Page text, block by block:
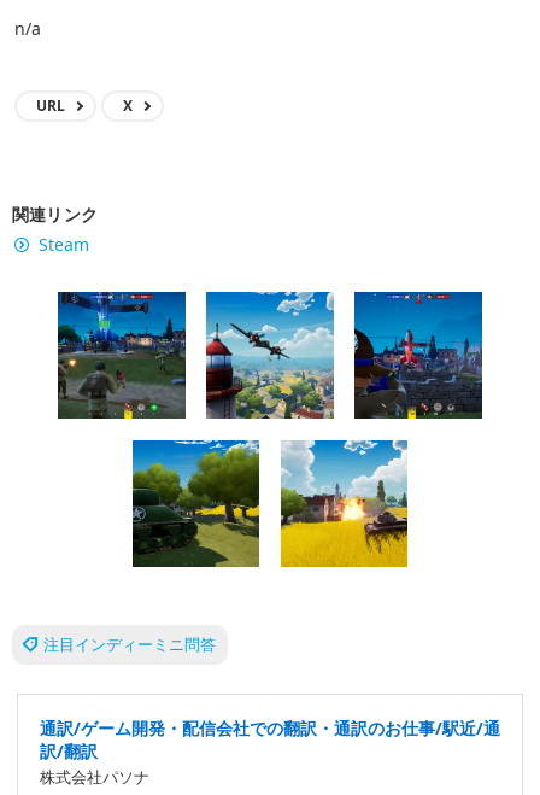
n/a
URL X
関連リンク
Steam
注目インディーミニ問答
通訳/ゲーム開発・配信会社での翻訳・通訳のお仕事/駅近/通
訳/翻訳
株式会社パソナ